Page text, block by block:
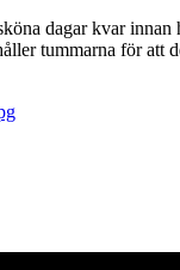
dagar kvar innan
tummarna för att